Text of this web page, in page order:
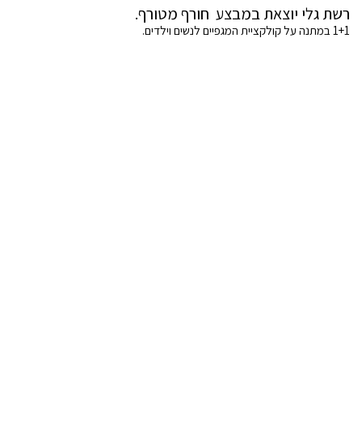
רשת גלי יוצאת במבצע חורף מטורף.
1+1 במתנה על קולקציית המגפיים לנשים וילדים.